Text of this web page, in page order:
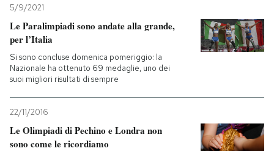
5/9/2021
Le Paralimpiadi sono andate alla grande,
per l’Italia
Si sono concluse domenica pomeriggio: la
Nazionale ha ottenuto 69 medaglie, uno dei
suoi migliori risultati di sempre
22/11/2016
Le Olimpiadi di Pechino e Londra non
sono come le ricordiamo